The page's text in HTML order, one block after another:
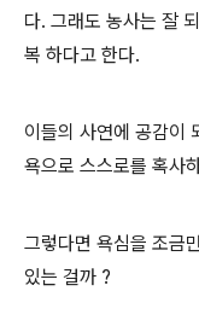
다. 그래도 농사는 잘
복 하다고 한다.
이들의 사연에 공감이
욕으로 스스로를 혹사
그렇다면 욕심을 조금
있는 걸까 ?